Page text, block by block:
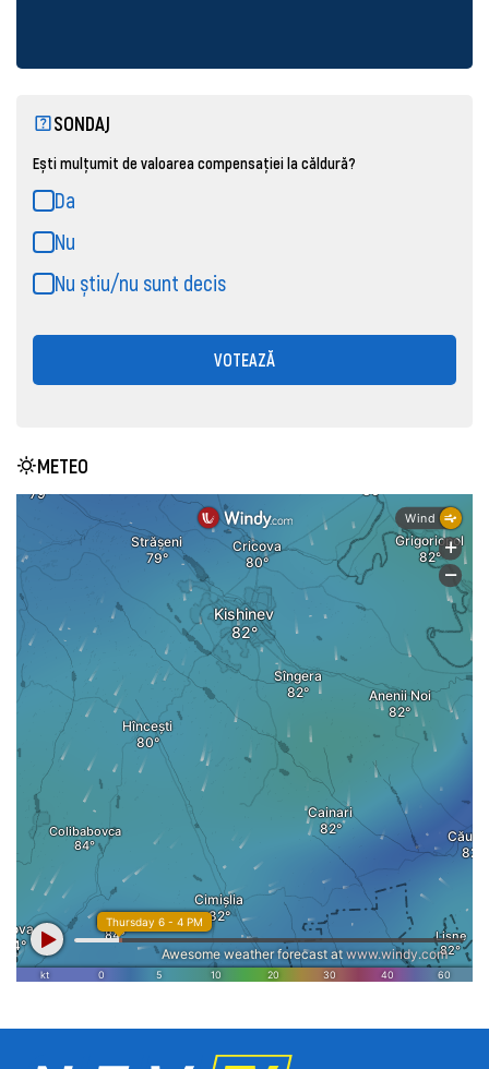
SONDAJ
Ești mulțumit de valoarea compensației la căldură?
Da
Nu
Nu știu/nu sunt decis
VOTEAZĂ
METEO